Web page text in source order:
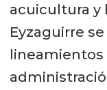
acuicultura y
Eyzaguirre
lineamientos